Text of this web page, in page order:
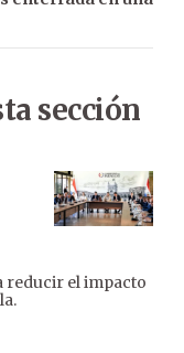
sección
reducir el impacto